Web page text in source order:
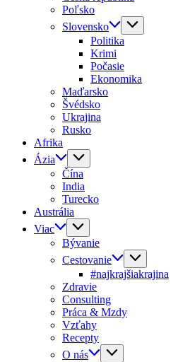
Poľsko
Slovensko
Politika
Krimi
Počasie
Ekonomika
Maďarsko
Švédsko
Ukrajina
Rusko
Afrika
Ázia
Čína
India
Turecko
Austrália
Viac
Bývanie
Cestovanie
#najkrajšiakrajina
Zdravie
Consulting
Práca & Mzdy
Vzťahy
Recepty
O nás